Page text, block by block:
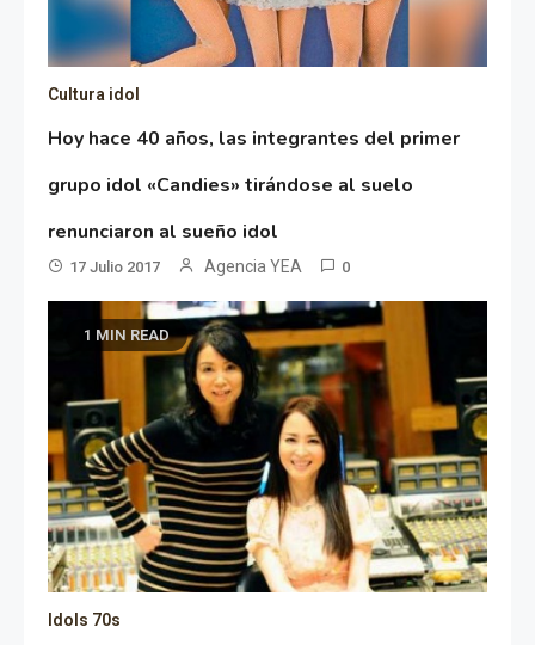
Cultura idol
Hoy hace 40 años, las integrantes del primer
grupo idol «Candies» tirándose al suelo
renunciaron al sueño idol
17 Julio 2017 Agencia YEA 0
1 MIN READ
Idols 70s